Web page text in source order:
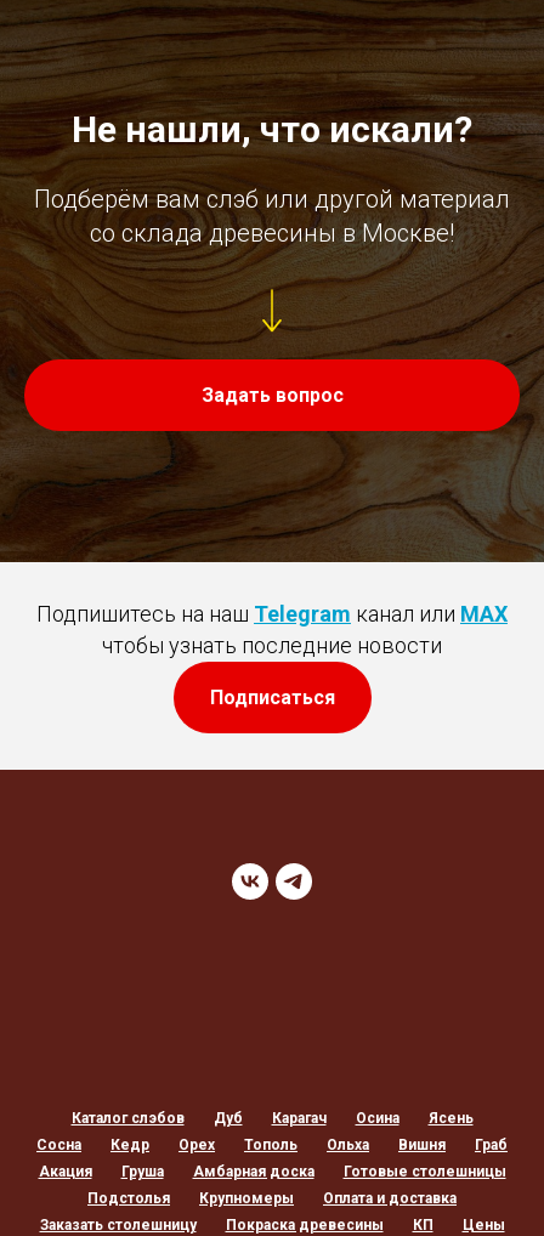
Не нашли, что искали?
Подберём вам слэб или другой материал
со склада древесины в Москве!
Задать вопрос
Подпишитесь на наш Telegram канал или MAX
чтобы узнать последние новости
Подписаться
Каталог слэбов Дуб Карагач Осина
Ясень
Сосна
Кедр Орех Тополь Ольха Вишня
Граб
Акация
Груша Амбарная доска
Готовые столешницы
Подстолья
Крупномеры
Оплата и доставка
Заказать столешницу
Покраска древесины КП Цены